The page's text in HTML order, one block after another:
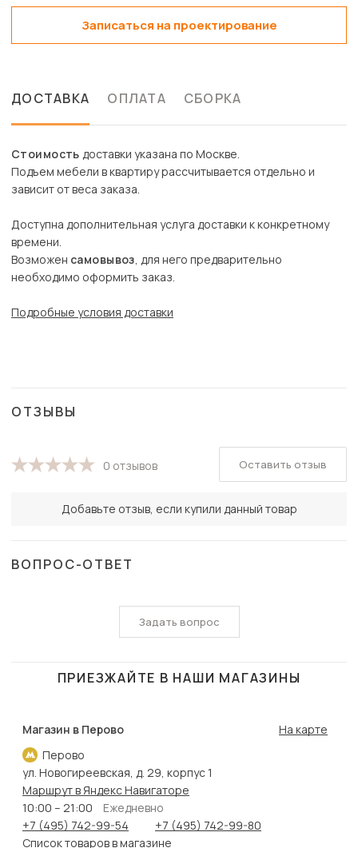
Записаться на проектирование
ДОСТАВКА ОПЛАТА СБОРКА
Стоимость доставки указана по Москве.
Подъем мебели в квартиру рассчитывается отдельно и
зависит от веса заказа.
Доступна дополнительная услуга доставки к конкретному
времени.
Возможен самовывоз, для него предварительно
необходимо оформить заказ.
Подробные условия доставки
ОТЗЫВЫ
0 отзывов
Добавьте отзыв, если купили данный товар
Оставить отзыв
ВОПРОС-ОТВЕТ
Задать вопрос
ПРИЕЗЖАЙТЕ В НАШИ МАГАЗИНЫ
Магазин в Перово
Перово
На карте
ул. Новогиреевская, д. 29, корпус 1
Маршрут в Яндекс Навигаторе
10:00 – 21:00
Ежедневно
+7 (495) 742-99-54
+7 (495) 742-99-80
Список товаров в магазине